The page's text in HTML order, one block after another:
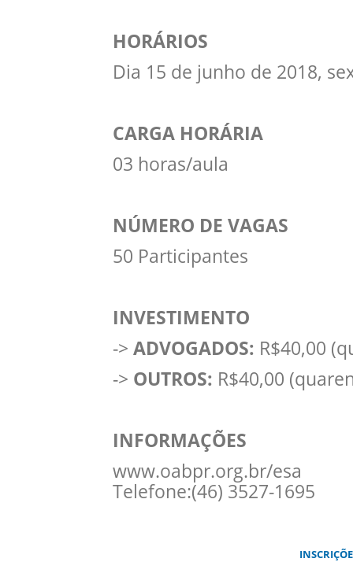
HORÁRIOS
Dia 15 de junho de 2018,
CARGA HORÁRIA
03 horas/aula
NÚMERO DE VAGAS
50 Participantes
INVESTIMENTO
-> ADVOGADOS: R$40,00
-> OUTROS: R$40,00
INFORMAÇÕES
www.oabpr.org.br/esa
Telefone:(46) 3527-1695